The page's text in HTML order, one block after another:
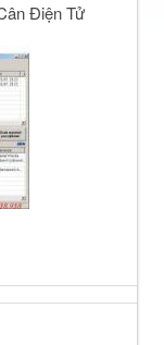
Điện Tử